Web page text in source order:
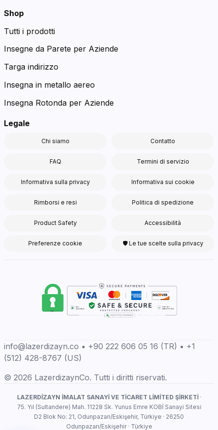
Shop
Tutti i prodotti
Insegne da Parete per Aziende
Targa indirizzo
Insegna in metallo aereo
Insegna Rotonda per Aziende
Legale
Chi siamo Contatto
FAQ Termini di servizio
Informativa sulla privacy Informativa sui cookie
Rimborsi e resi Politica di spedizione
Product Safety Accessibilità
Preferenze cookie 🛡 Le tue scelte sulla privacy
info@lazerdizayn.co • +90 222 606 05 16 (TR) • +1
(512) 428-8767 (US)
© 2026 LazerdizaynCo. Tutti i diritti riservati.
LAZERDİZAYN İMALAT SANAYİ VE TİCARET LİMİTED ŞİRKETİ·
75. Yıl (Sultandere) Mah. 11228 Sk. Yunus Emre KOBİ Sanayi Sitesi
D2 Blok No: 21, Odunpazarı/Eskişehir, Türkiye · 26250
Odunpazarı/Eskişehir · Türkiye